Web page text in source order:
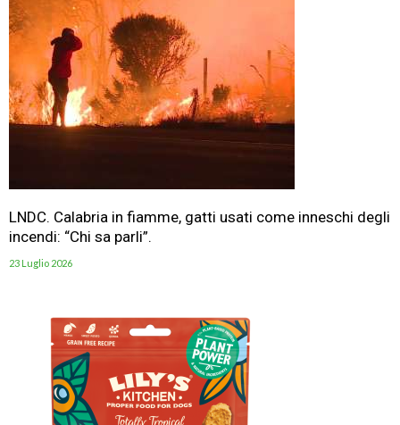
LNDC. Calabria in fiamme, gatti usati come inneschi degli
incendi: “Chi sa parli”.
23 Luglio 2026